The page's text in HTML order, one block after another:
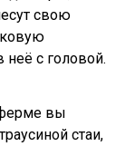
свою
неё с головой.
вы
стаи,